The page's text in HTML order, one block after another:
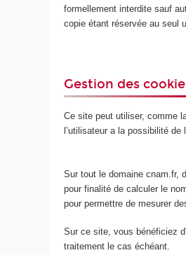
formellement interdite sauf
copie étant réservée au seul
Gestion des
Ce site peut utiliser, comme
l’utilisateur a la possibilité
Sur tout le domaine cnam.fr,
pour finalité de calculer le
pour permettre de mesurer
Sur ce site, vous bénéficiez
traitement le cas échéant.